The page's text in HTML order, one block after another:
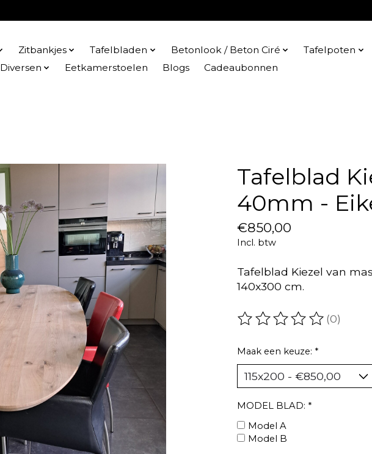
Zitbankjes Tafelbladen Betonlook / Beton Ciré Tafelpoten
Diversen
Eetkamerstoelen Blogs Cadeaubonnen
Tafelblad
40mm -
€850,00
Incl. btw
Tafelblad Kiezel van
140x300 cm.
De beoordeling van dit
(0)
Maak een keuze: *
MODEL BLAD: *
Model A
Model B